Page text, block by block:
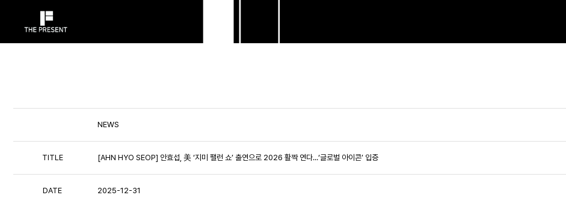
NEWS
TITLE [AHN HYO SEOP] 안효섭, 美 ‘지미 팰런 쇼’ 출연으로 2026 활짝 연다...‘글로벌 아이콘’ 입증
DATE 2025-12-31